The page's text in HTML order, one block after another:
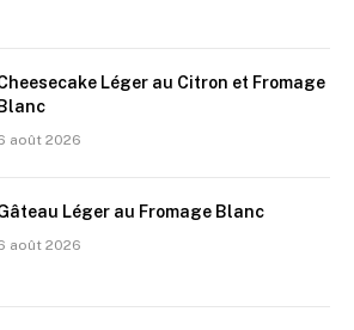
Léger au Citron et Fromage
Blanc
août 2026
Léger au Fromage Blanc
août 2026